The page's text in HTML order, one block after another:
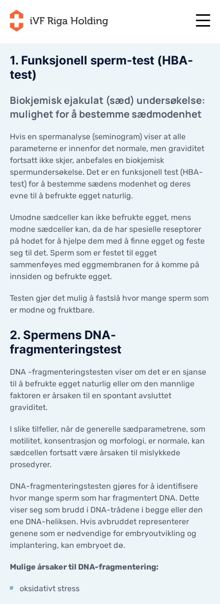
OM OSS
BEHANDLING
DITT INDIVIDUELLE PROGRAM
START NÅ!
NYTTIGE ARTIKLER
KONTAKTER
NO
LV
EN
RU
LT
SE
+371 25 641 022
BEHANDLING
DITT INDIVIDUELLE PROGRAM
START NÅ!
NYTTIGE ARTIKLER
PRISER
KONTAKTER
1. Funksjonell sperm-test (HBA-
test)
Biokjemisk ejakulat (sæd) undersøkelse:
mulighet for å bestemme sædmodenhet
Hvis en spermanalyse (seminogram) viser at alle
parameterne er innenfor det normale, men graviditet
fortsatt ikke skjer, anbefales en biokjemisk
spermundersøkelse. Det er en funksjonell test (HBA-
test) for å bestemme sædens modenhet og deres
evne til å befrukte egget naturlig.
Umodne sædceller kan ikke befrukte egget, mens
modne sædceller kan, da de har spesielle reseptorer
på hodet for å hjelpe dem med å finne egget og feste
seg til det. Sperm som er festet til egget
sammenføyes med eggmembranen for å komme på
innsiden og befrukte egget.
Testen gjør det mulig å fastslå hvor mange sperm som
er modne og fruktbare.
2. Spermens DNA-
fragmenteringstest
DNA -fragmenteringstesten viser om det er en sjanse
til å befrukte egget naturlig eller om den mannlige
faktoren er årsaken til en spontant avsluttet
graviditet.
I slike tilfeller, når de generelle sædparametrene, som
motilitet, konsentrasjon og morfologi, er normale, kan
sædcellen fortsatt være årsaken til mislykkede
prosedyrer.
DNA-fragmenteringstesten gjøres for å identifisere
hvor mange sperm som har fragmentert DNA. Dette
viser seg som brudd i DNA-trådene i begge eller den
ene DNA-heliksen. Hvis avbruddet representerer
genene som er nødvendige for embryoutvikling og
implantering, kan embryoet dø.
Mulige årsaker til DNA-fragmentering:
oksidativt stress